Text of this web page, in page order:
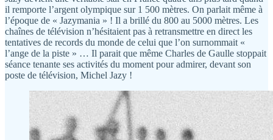
il remporte l’argent olympique sur 1 500 mètres. On parlait même à
l’époque de « Jazymania » ! Il a brillé du 800 au 5000 mètres. Les
chaînes de télévision n’hésitaient pas à retransmettre en direct les
tentatives de records du monde de celui que l’on surnommait «
l’ange de la piste » … Il parait que même Charles de Gaulle stoppait
séance tenante ses activités du moment pour admirer, devant son
poste de télévision, Michel Jazy !